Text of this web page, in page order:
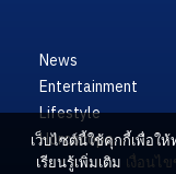
News
Entertainment
Lifestyle
Horoscope
เว็บไซต์นี้ใช้คุกกี้เพื่อใ
เรียนรู้เพิ่มเติม เงื่อนไ